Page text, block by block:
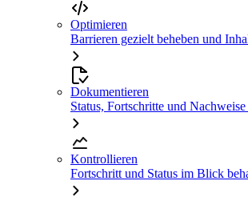
Optimieren
Barrieren gezielt beheben und
Dokumentieren
Status, Fortschritte und
Kontrollieren
Fortschritt und Status im Blick